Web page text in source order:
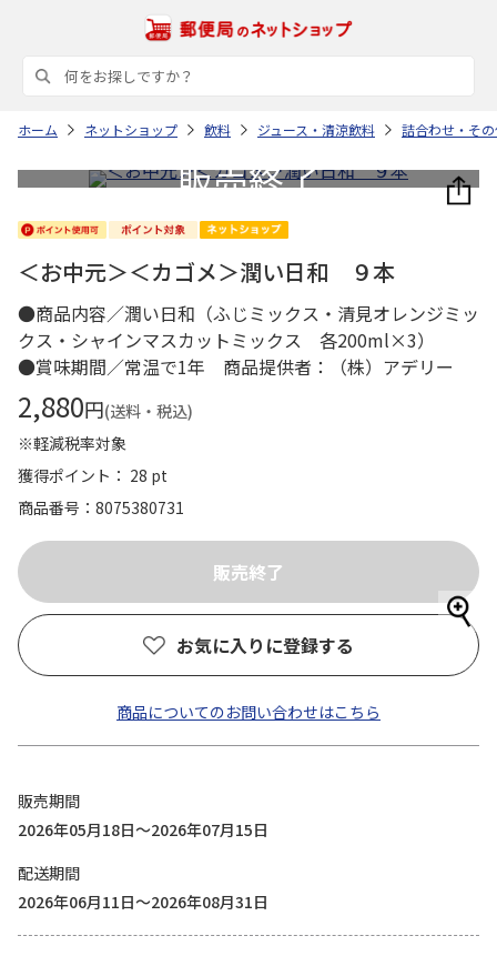
ホーム ネットショップ 飲料 ジュース・清涼飲料 詰合わせ・そ
＜お中元＞＜カゴメ＞潤い日和 ９本
●商品内容／潤い日和（ふじミックス・清見オレンジミッ
クス・シャインマスカットミックス 各200ml×3）
●賞味期間／常温で1年 商品提供者：（株）アデリー
2,880円(送料・税込)
※軽減税率対象
獲得ポイント： 28 pt
商品番号
8075380731
お気に入りに登録する
商品についてのお問い合わせはこちら
販売期間
2026年05月18日～2026年07月15日
配送期間
2026年06月11日～2026年08月31日